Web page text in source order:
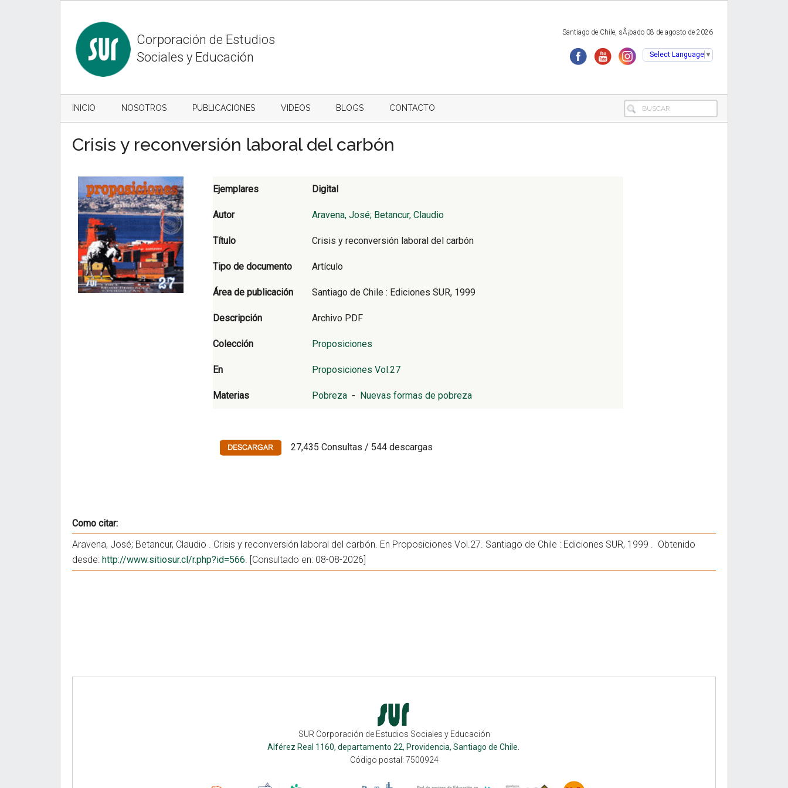
Corporación de Estudios
Sociales y Educación
Santiago de Chile, sÃ¡bado 08 de agosto de 2026
Select Language ▼
INICIO NOSOTROS PUBLICACIONES VIDEOS BLOGS CONTACTO BUSCAR
Crisis y reconversión laboral del carbón
Ejemplares Digital
Autor Aravena, José; Betancur, Claudio
Título Crisis y reconversión laboral del carbón
Tipo de documento Artículo
Área de publicación Santiago de Chile : Ediciones SUR, 1999
Descripción Archivo PDF
Colección Proposiciones
En Proposiciones Vol.27
Materias Pobreza - Nuevas formas de pobreza
27,435 Consultas / 544 descargas
Como citar:
Aravena, José; Betancur, Claudio . Crisis y reconversión laboral del carbón. En Proposiciones Vol.27. Santiago de Chile : Ediciones SUR, 1999 . Obtenido
desde: http://www.sitiosur.cl/r.php?id=566. [Consultado en: 08-08-2026]
SUR Corporación de Estudios Sociales y Educación
Alférez Real 1160, departamento 22, Providencia, Santiago de Chile.
Código postal: 7500924